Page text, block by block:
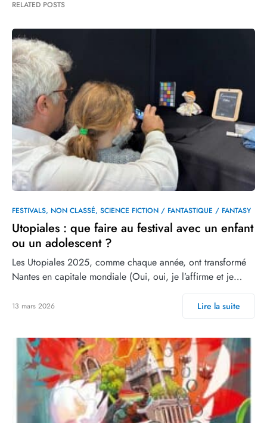
RELATED POSTS
FESTIVALS NON CLASSÉ SCIENCE FICTION / FANTASTIQUE / FANTASY
Utopiales : que faire au festival avec un enfant
ou un adolescent ?
Les Utopiales 2025, comme chaque année, ont transformé
Nantes en capitale mondiale (Oui, oui, je l’affirme et je…
13 mars 2026 Lire la suite